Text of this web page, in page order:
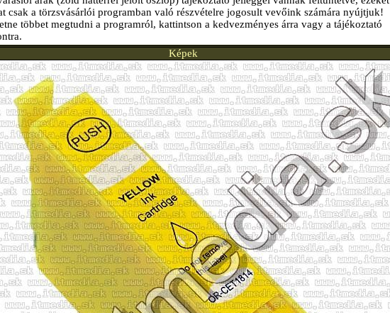
csak a törzsvásárlói programban való részvételre jogosult vevőink számára nyújtjuk!
többet megtudni a programról, kattintson a kedvezményes árra vagy a tájékoztató
Képek